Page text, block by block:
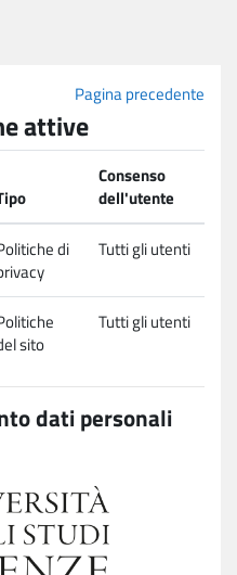
Pagina precedente
attive
Consenso
dell'utente
di
Tutti gli utenti
sito
Tutti gli utenti
dati personali